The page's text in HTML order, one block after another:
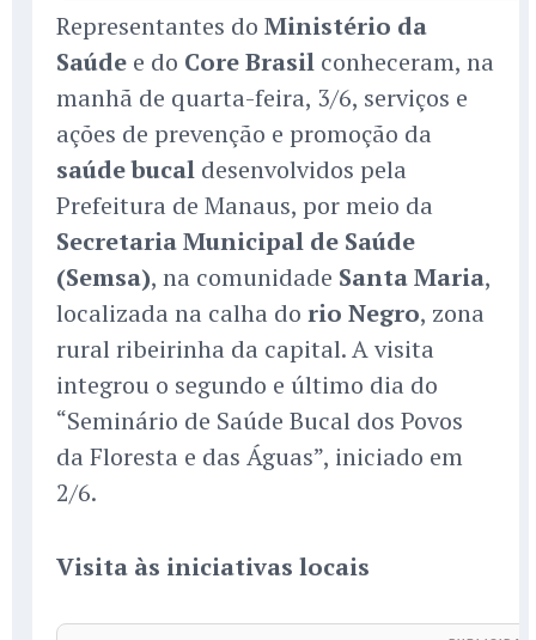
Representantes do Ministério da
Saúde e do Core Brasil conheceram, na
manhã de quarta-feira, 3/6, serviços e
ações de prevenção e promoção da
saúde bucal desenvolvidos pela
Prefeitura de Manaus, por meio da
Secretaria Municipal de Saúde
(Semsa), na comunidade Santa Maria,
localizada na calha do rio Negro, zona
rural ribeirinha da capital. A visita
integrou o segundo e último dia do
“Seminário de Saúde Bucal dos Povos
da Floresta e das Águas”, iniciado em
2/6.
Visita às iniciativas locais